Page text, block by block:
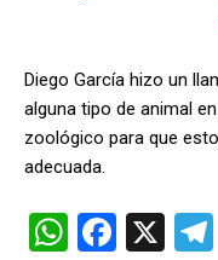
Diego García hizo un
alguna tipo de animal
zoológico para que
adecuada.
W F
X